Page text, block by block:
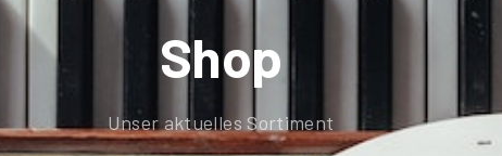
Shop
Unser aktuelles Sortiment